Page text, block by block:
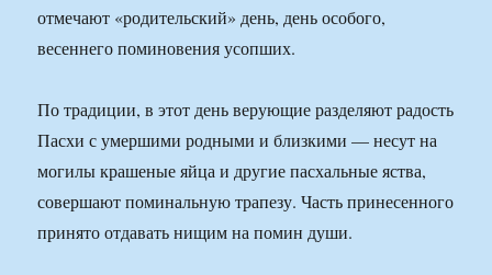
отмечают «родительский» день, день особого,
весеннего поминовения усопших.
По традиции, в этот день верующие разделяют радость
Пасхи с умершими родными и близкими — несут на
могилы крашеные яйца и другие пасхальные яства,
совершают поминальную трапезу. Часть принесенного
принято отдавать нищим на помин души.